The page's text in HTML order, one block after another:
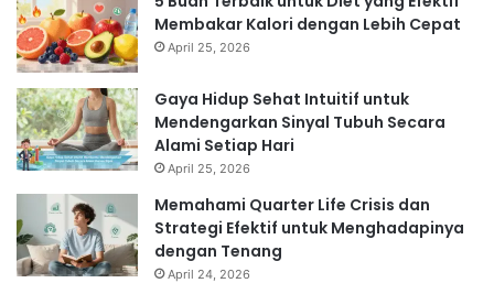
Membakar Kalori dengan Lebih Cepat
April 25, 2026
Gaya Hidup Sehat Intuitif untuk
Mendengarkan Sinyal Tubuh Secara
Alami Setiap Hari
April 25, 2026
Memahami Quarter Life Crisis dan
Strategi Efektif untuk Menghadapinya
dengan Tenang
April 24, 2026